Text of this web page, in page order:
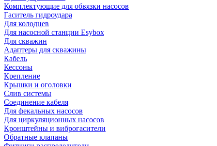
Комплектующие для обвязки насосов
Гаситель гидроудара
Для колодцев
Для насосной станции Esybox
Для скважин
Адаптеры для скважины
Кабель
Кессоны
Крепление
Крышки и оголовки
Слив системы
Соединение кабеля
Для фекальных насосов
Для циркуляционных насосов
Кронштейны и виброгасители
Обратные клапаны